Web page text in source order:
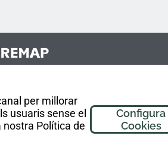
per millorar
usuaris sense el
Política de
Configura
Cookies